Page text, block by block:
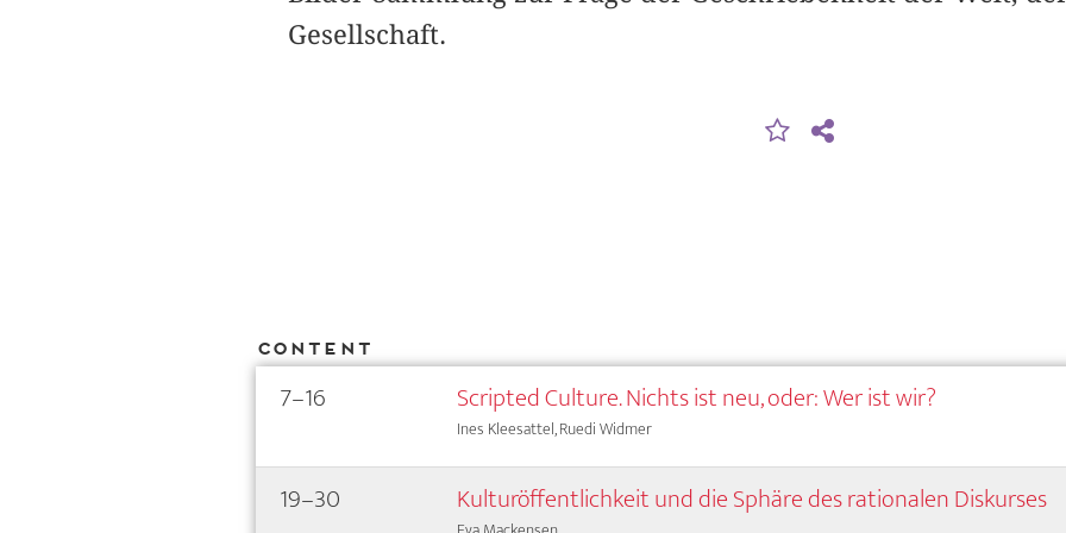
Gesellschaft.
Content
7–16 Scripted Culture. Nichts ist neu, oder: Wer ist wir?
Ines Kleesattel, Ruedi Widmer
19–30 Kulturöffentlichkeit und die Sphäre des rationalen Diskurses